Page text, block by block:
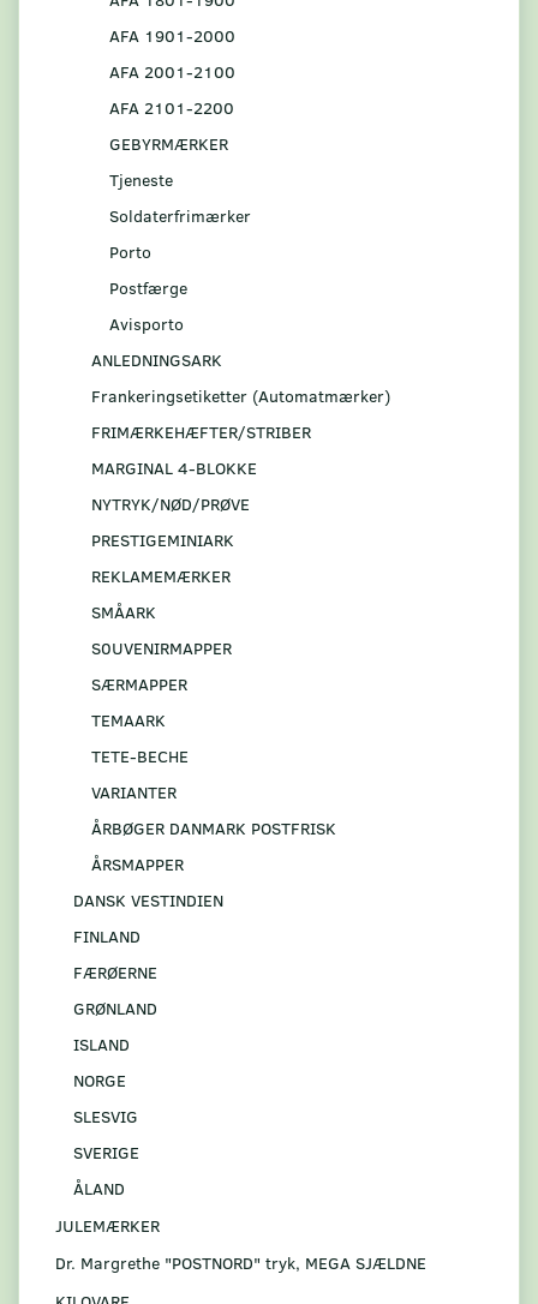
AFA 1901-2000
AFA 2001-2100
AFA 2101-2200
GEBYRMÆRKER
Tjeneste
Soldaterfrimærker
Porto
Postfærge
Avisporto
ANLEDNINGSARK
Frankeringsetiketter (Automatmærker)
FRIMÆRKEHÆFTER/STRIBER
MARGINAL 4-BLOKKE
NYTRYK/NØD/PRØVE
PRESTIGEMINIARK
REKLAMEMÆRKER
SMÅARK
S0UVENIRMAPPER
SÆRMAPPER
TEMAARK
TETE-BECHE
VARIANTER
ÅRBØGER DANMARK POSTFRISK
ÅRSMAPPER
DANSK VESTINDIEN
FINLAND
FÆRØERNE
GRØNLAND
ISLAND
NORGE
SLESVIG
SVERIGE
ÅLAND
JULEMÆRKER
Dr. Margrethe "POSTNORD" tryk, MEGA SJÆLDNE